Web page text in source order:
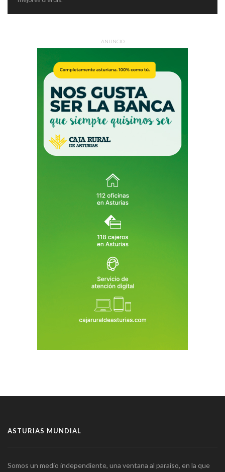
ANUNCIO
ASTURIAS MUNDIAL
Somos un medio independiente, una ventana al paraíso, en la que